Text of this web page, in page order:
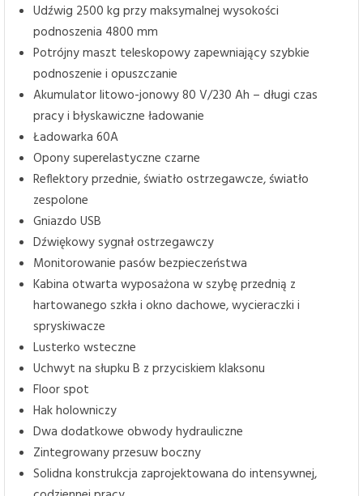
Udźwig 2500 kg przy maksymalnej wysokości
podnoszenia 4800 mm
Potrójny maszt teleskopowy zapewniający szybkie
podnoszenie i opuszczanie
Akumulator litowo-jonowy 80 V/230 Ah – długi czas
pracy i błyskawiczne ładowanie
Ładowarka 60A
Opony superelastyczne czarne
Reflektory przednie, światło ostrzegawcze, światło
zespolone
Gniazdo USB
Dźwiękowy sygnał ostrzegawczy
Monitorowanie pasów bezpieczeństwa
Kabina otwarta wyposażona w szybę przednią z
hartowanego szkła i okno dachowe, wycieraczki i
spryskiwacze
Lusterko wsteczne
Uchwyt na słupku B z przyciskiem klaksonu
Floor spot
Hak holowniczy
Dwa dodatkowe obwody hydrauliczne
Zintegrowany przesuw boczny
Solidna konstrukcja zaprojektowana do intensywnej,